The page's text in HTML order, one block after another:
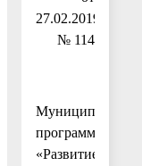
27.02.2019
№ 114
Муниципальная
программа
«Развитие